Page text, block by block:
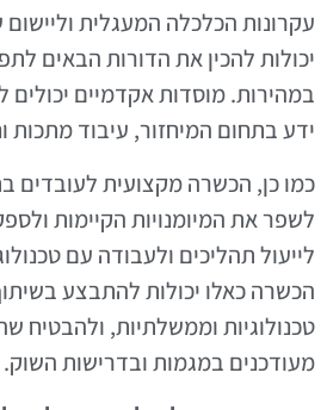
עקרונות הכלכלה המעגלית
יכולות להכין את הדורות הבאים
במהירות. מוסדות אקדמיים
ידע בתחום המיחזור, עיבוד מתכות
כמו כן, הכשרה מקצועית לעובדים
לשפר את המיומנויות הקיימות
לייעול תהליכים ולעבודה עם
הכשרה כאלו יכולות להתבצע
טכנולוגיות וממשלתיות, ולהבטיח
מעודכנים במגמות ובדרישות השוק.